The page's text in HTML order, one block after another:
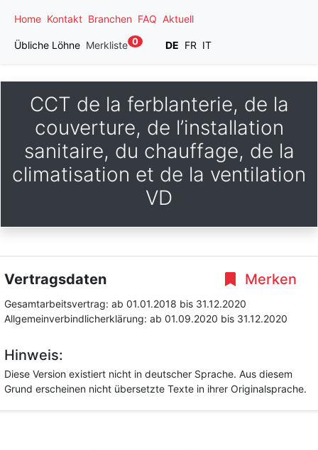
Home Kontakt Branchen FAQ Aktuell
Übliche Löhne Merkliste 0 DE FR IT
CCT de la ferblanterie, de la
couverture, de l’installation
sanitaire, du chauffage, de la
climatisation et de la ventilation
VD
Merken
Vertragsdaten
Gesamtarbeitsvertrag: ab 01.01.2018 bis 31.12.2020
Allgemeinverbindlicherklärung: ab 01.09.2020 bis 31.12.2020
Hinweis:
Diese Version existiert nicht in deutscher Sprache. Aus diesem
Grund erscheinen nicht übersetzte Texte in ihrer Originalsprache.